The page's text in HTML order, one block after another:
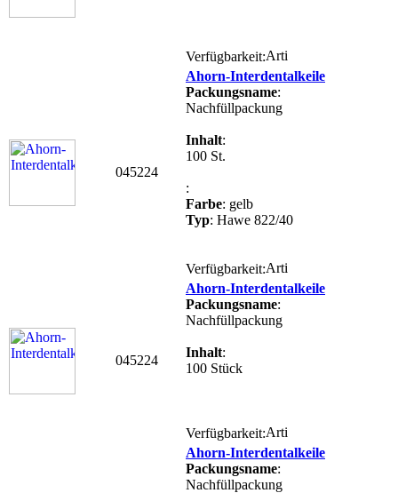
Verfügbarkeit:
045224
Ahorn-Interdentalkeile
Packungsname:
Nachfüllpackung
Inhalt:
100 St.
:
Farbe: gelb
Typ: Hawe 822/40
Verfügbarkeit:
045224
Ahorn-Interdentalkeile
Packungsname:
Nachfüllpackung
Inhalt:
100 Stück
Verfügbarkeit:
Ahorn-Interdentalkeile
Packungsname:
Nachfüllpackung